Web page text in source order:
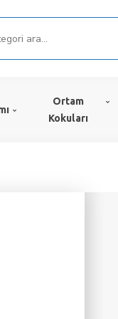
Ortam
Kokuları